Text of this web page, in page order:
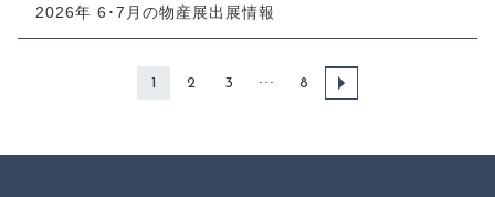
よくある質問
FAQ
2026年 6･7月の物産展出展情報
1 2 3 8